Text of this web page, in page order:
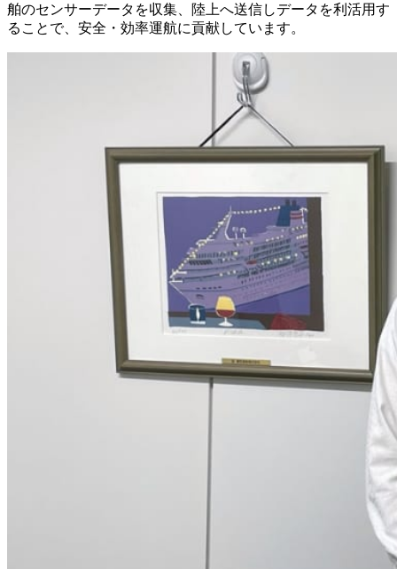
舶のセンサーデータを収集、陸上へ送信しデータを利活用す
ることで、安全・効率運航に貢献しています。